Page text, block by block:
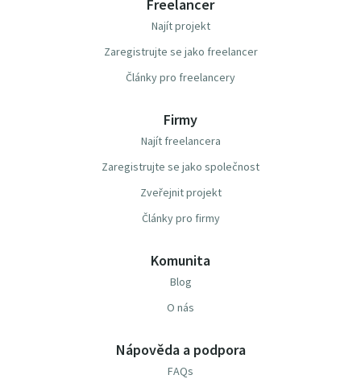
Freelancer
Najít projekt
Zaregistrujte se jako freelancer
Články pro freelancery
Firmy
Najít freelancera
Zaregistrujte se jako společnost
Zveřejnit projekt
Články pro firmy
Komunita
Blog
O nás
Nápověda a podpora
FAQs